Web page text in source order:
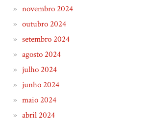
novembro 2024
outubro 2024
setembro 2024
agosto 2024
julho 2024
junho 2024
maio 2024
abril 2024